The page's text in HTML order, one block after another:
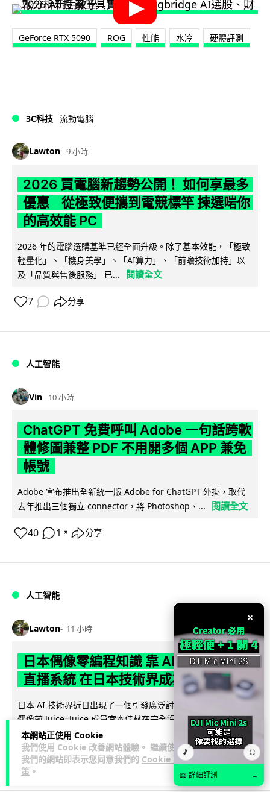
本網站正使用 Cookie
我們使用 Cookie 改善網站體驗。 繼續使用
我們的網站即表示您同意我們的 Cookie 政
策 。
GeForce RTX 5090 ROG 性能 水冷 硬體評測
3C科技 流動電腦
Lawton 9 小時
2026 買電腦新趨勢公開！ 如何享最多
優惠 從極致便攜到電競標竿 揀選啱你
的高效能 PC
2026 年的電腦選購基準已經全面升級。除了基本效能，「極致
輕量化」、「機身美學」、「AI算力」、「前瞻技術加持」以
及「品質與售後服務」 已...
閱讀全文
7 分享
人工智能
Vin 10 小時
ChatGPT 免費呼叫 Adobe 一句話跨軟
體修圖兼整 PDF 不用開多個 APP 兼免
帳號
Adobe 宣布推出全新統一版 Adobe for ChatGPT 外掛，取代
去年推出三個獨立 connector，將 Photoshop、...
閱讀全文
40 1 ↗ 分享
人工智能
Lawton 11 小時
日本偶像零編程知識 靠 AI 搞了一整個
直播系統 在日本技術界成為話題
日本 AI 技術界近日出現了一個引發廣泛討論的熱門話題：日本
偶像前 Juice=Juice 成員宮本佳林在完全沒有編程經驗的情況
下，僅憑藉與... 閱讀全文
194 10 ↗ 分享
×
🎵 ⛶
📖 詳細評測 →